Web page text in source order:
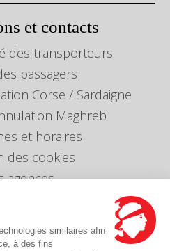
similaires afin
à des fins
et contacts
des transporteurs
passagers
Corse / Sardaigne
Maghreb
et horaires
des cookies
agences
un message
et Modifications